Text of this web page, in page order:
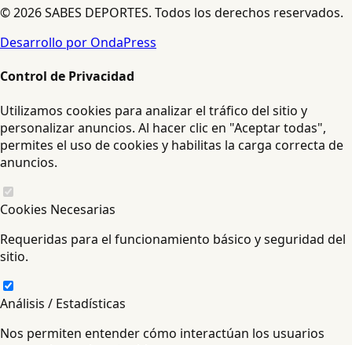
© 2026 SABES DEPORTES. Todos los derechos reservados.
Desarrollo por OndaPress
Control de Privacidad
Utilizamos cookies para analizar el tráfico del sitio y
personalizar anuncios. Al hacer clic en "Aceptar todas",
permites el uso de cookies y habilitas la carga correcta de
anuncios.
Cookies Necesarias
Requeridas para el funcionamiento básico y seguridad del
sitio.
Análisis / Estadísticas
Nos permiten entender cómo interactúan los usuarios